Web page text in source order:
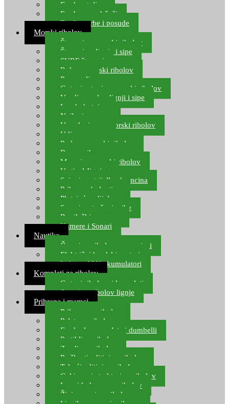
Feeder stolice
Feeder arm držači
Feeder torbe i posude
Morski ribolov
Štapovi za morski ribolov
Štapovi za lignje i sipe
SURF štapovi
Role za morski ribolov
Parangali
Gotovi setovi za morski ribolov
Varalice za lov lignji i sipe
Lov hobotnice
Najloni za more
Upredenice za morski ribolov
Udice za more
Perle za morski ribolov
Brum prihrana za more
Mamci za morski ribolov
Vertical Jigging
Spinning strijelke, brancina
Pribor za bolentino
Plutajuća odijela
Sonari za traženje ribe
Ronilački program
Kamere i Sonari
Nautika
Čamci za ribolov, gumenjaci
Električni brodski motori
Lithium ION akumulatori
Kompleti za ribolov
Gotovi ribolovni kompleti
Setovi za ribolov lignje
Prihrana i mamci
Prihrana za ribolov
Pelete za ribolov
Feeder lovne pelete i dumbelli
Partikli za ribolov
Zemlja za ribolov
Praškasti aditivi za ribolov
Tekući aditivi za ribolov
Gel i sprej atraktori za ribolov
Lovni kukuruz za ribolov
Živi mamci za ribolov